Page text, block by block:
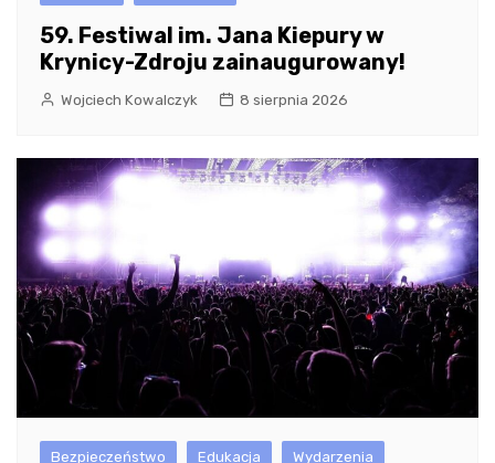
59. Festiwal im. Jana Kiepury w
Krynicy-Zdroju zainaugurowany!
Wojciech Kowalczyk 8 sierpnia 2026
Bezpieczeństwo Edukacja Wydarzenia